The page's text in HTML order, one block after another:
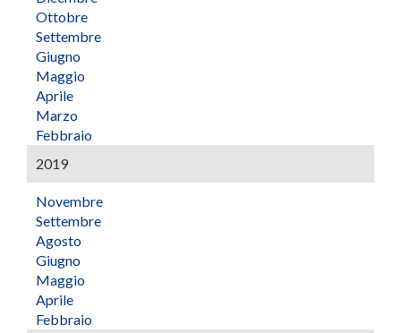
Ottobre
Settembre
Giugno
Maggio
Aprile
Marzo
Febbraio
2019
Novembre
Settembre
Agosto
Giugno
Maggio
Aprile
Febbraio